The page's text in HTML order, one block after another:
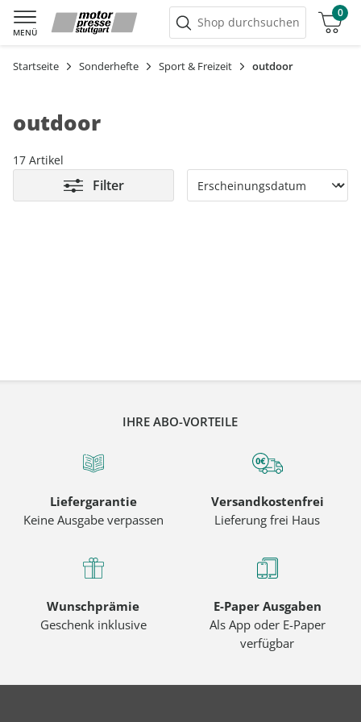
MENÜ
Shop durchsuchen
0
Warenkorb
Startseite Sonderhefte Sport & Freizeit outdoor
outdoor
17 Artikel
Filter
IHRE ABO-VORTEILE
Liefergarantie
Keine Ausgabe verpassen
Versandkostenfrei
Lieferung frei Haus
Wunschprämie
Geschenk inklusive
E-Paper Ausgaben
Als App oder E-Paper
verfügbar